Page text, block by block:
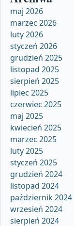
maj 2026
marzec 2026
luty 2026
styczeń 2026
grudzień 2025
listopad 2025
sierpień 2025
lipiec 2025
czerwiec 2025
maj 2025
kwiecień 2025
marzec 2025
luty 2025
styczeń 2025
grudzień 2024
listopad 2024
październik 2024
wrzesień 2024
sierpień 2024